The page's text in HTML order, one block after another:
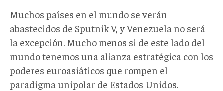
Muchos países en el mundo se verán
abastecidos de Sputnik V, y Venezuela no será
la excepción. Mucho menos si de este lado del
mundo tenemos una alianza estratégica con los
poderes euroasiáticos que rompen el
paradigma unipolar de Estados Unidos.